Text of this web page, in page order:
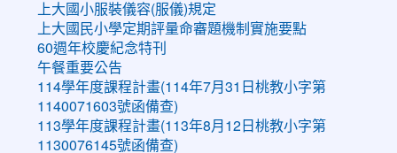
上大國小服裝儀容(服儀)規定
上大國民小學定期評量命審題機制實施要點
60週年校慶紀念特刊
午餐重要公告
114學年度課程計畫(114年7月31日桃教小字第
1140071603號函備查)
113學年度課程計畫(113年8月12日桃教小字第
1130076145號函備查)